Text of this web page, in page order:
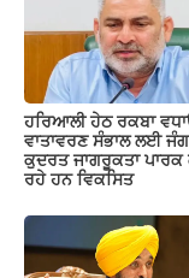
ਹਰਿਆਲੀ ਹੇਠ ਰਕਬਾ
ਵਾਤਾਵਰਣ ਸੰਭਾਲ ਲਈ
ਕੁਦਰਤ ਜਾਗਰੂਕਤਾ ਪਾਰਕ
ਰਹੇ ਹਨ ਵਿਕਸਿਤ